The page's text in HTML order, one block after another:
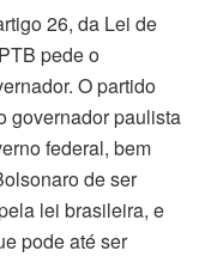
26, da Lei de
pede o
O partido
governador paulista
federal, bem
de ser
lei brasileira, e
pode até ser